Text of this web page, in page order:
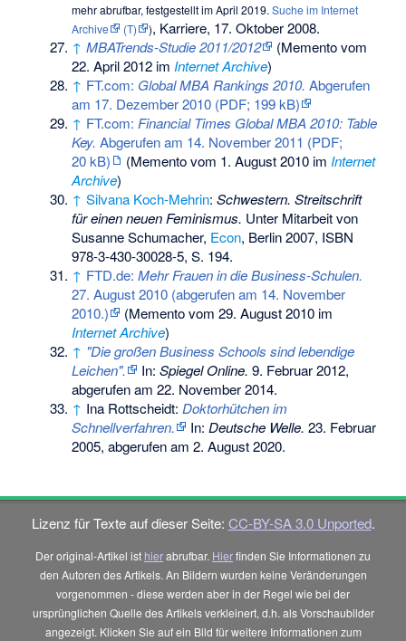
mehr abrufbar, festgestellt im April 2019.Suche im Internet
Archive
(T) ), Karriere, 17. Oktober 2008.
↑ MBATrends-Studie 2011/2012 (Mementovom
22. April 2012 im Internet Archive)
↑ FT.com: Global MBA Rankings 2010. Abgerufen
am 17. Dezember 2010 (PDF; 199 kB)
↑ FT.com: Financial Times Global MBA 2010: Table
Key. Abgerufen am 14. November 2011 (PDF;
20 kB)
(Mementovom 1. August 2010 im Internet
Archive)
↑ Silvana Koch-Mehrin:Schwestern. Streitschrift
für einen neuen Feminismus. Unter Mitarbeit von
Susanne Schumacher, Econ, Berlin 2007, ISBN
978-3-430-30028-5, S. 194.
↑ FTD.de:Mehr Frauen in die Business-Schulen.
27. August 2010 (abgerufen am 14. November
2010.)
(Mementovom 29. August 2010 im
Internet Archive)
↑ "Die großen Business Schools sind lebendige
Leichen".
In:Spiegel Online. 9. Februar 2012,
abgerufen am 22. November 2014.
↑ Ina Rottscheidt: Doktorhütchen im
Schnellverfahren.
In:Deutsche Welle. 23. Februar
2005, abgerufen am 2. August 2020.
Lizenz für Texte auf dieser Seite: CC-BY-SA 3.0 Unported.
Der original-Artikel ist hierabrufbar. Hierfinden Sie Informationen zu
den Autoren des Artikels. An Bildern wurden keine Veränderungen
vorgenommen - diese werden aber in der Regel wie bei der
ursprünglichen Quelle des Artikels verkleinert, d.h. als Vorschaubilder
angezeigt. Klicken Sie auf ein Bild für weitere Informationen zum